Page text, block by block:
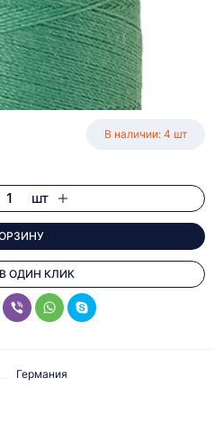
В наличии: 4 шт
шт
ОДИН КЛИК
Германия